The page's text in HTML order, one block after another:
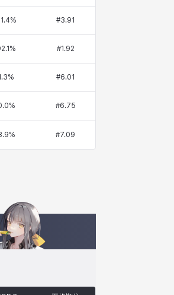
% #3.91
% #1.92
% #6.01
% #6.75
% #7.09